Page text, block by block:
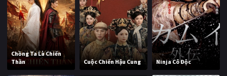
Chồng Ta Là Chiến
Thần
Cuộc Chiến Hậu Cung Ninja Cô Độc